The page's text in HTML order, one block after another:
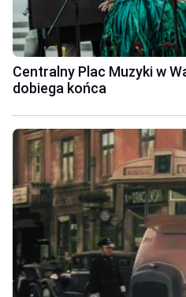
Centralny Plac Muzyki w
dobiega końca